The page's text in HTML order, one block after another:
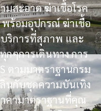
สะอาด ฆ่าเชื้อโรค
ร้อมอุปกรณ์ ฆ่าเชื้อ
ริการที่สุภาพ และ
ๆการเดินทาง การ
ตามมาตราฐานกรม
นกับชุดความบันเทิง
คามาตราฐานที่คุณ